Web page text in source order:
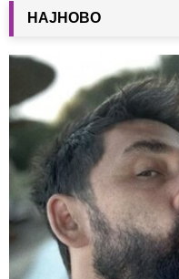
НАЈНОВО